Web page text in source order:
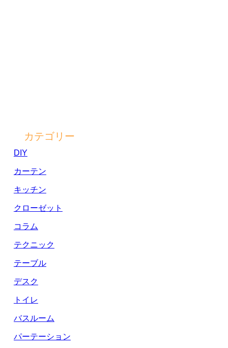
カテゴリー
DIY
カーテン
キッチン
クローゼット
コラム
テクニック
テーブル
デスク
トイレ
バスルーム
パーテーション